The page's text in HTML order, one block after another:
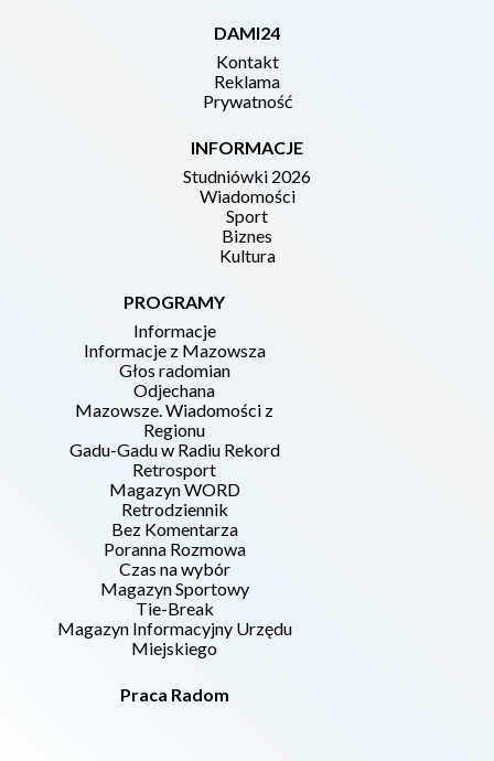
DAMI24
Kontakt
Reklama
Prywatność
INFORMACJE
Studniówki 2026
Wiadomości
Sport
Biznes
Kultura
PROGRAMY
Informacje
Informacje z Mazowsza
Głos radomian
Odjechana
Mazowsze. Wiadomości z
Regionu
Gadu-Gadu w Radiu Rekord
Retrosport
Magazyn WORD
Retrodziennik
Bez Komentarza
Poranna Rozmowa
Czas na wybór
Magazyn Sportowy
Tie-Break
Magazyn Informacyjny Urzędu
Miejskiego
Praca Radom